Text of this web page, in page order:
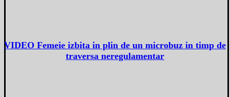
VIDEO Femeie izbita in plin de un microbuz in timp de
traversa neregulamentar